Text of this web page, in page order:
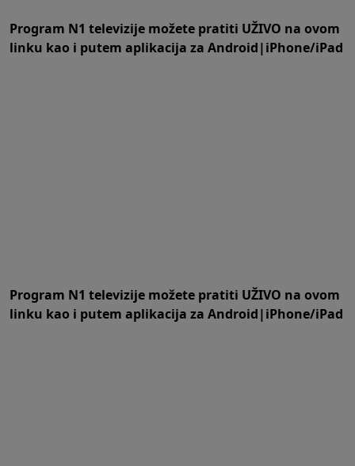
Program N1 televizije možete pratiti UŽIVO na ovom
linku kao i putem aplikacija za Android|iPhone/iPad
Program N1 televizije možete pratiti UŽIVO na ovom
linku kao i putem aplikacija za Android|iPhone/iPad